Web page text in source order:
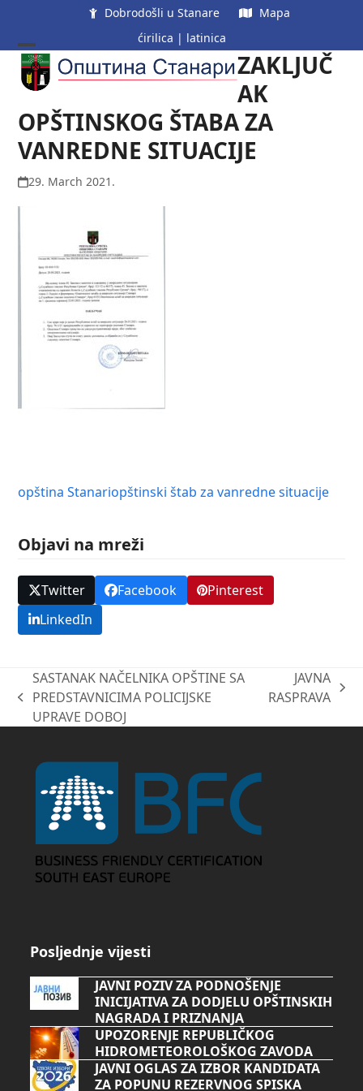
content
Dobrodošli u Stanare
Mapa
ćirilica | latinica
Open
mobile
menu
Close
mobile
menu
ZAKLJUČ
AK
OPŠTINSKOG ŠTABA ZA
VANREDNE SITUACIJE
29. March 2021.
opština Stanariopštinski štab za vanredne situacije
Objavi na mreži
Twitter Facebook
Pinterest
LinkedIn
previous
post:
SASTANAK NAČELNIKA OPŠTINE SA
PREDSTAVNICIMA POLICIJSKE
UPRAVE DOBOJ
next
JAVNA
RASPRAVA
Posljednje vijesti
JAVNI POZIV ZA PODNOŠENJE
INICIJATIVA ZA DODJELU OPŠTINSKIH
NAGRADA I PRIZNANJA
UPOZORENJE REPUBLIČKOG
HIDROMETEOROLOŠKOG ZAVODA
JAVNI OGLAS ZA IZBOR KANDIDATA
ZA POPUNU REZERVNOG SPISKA